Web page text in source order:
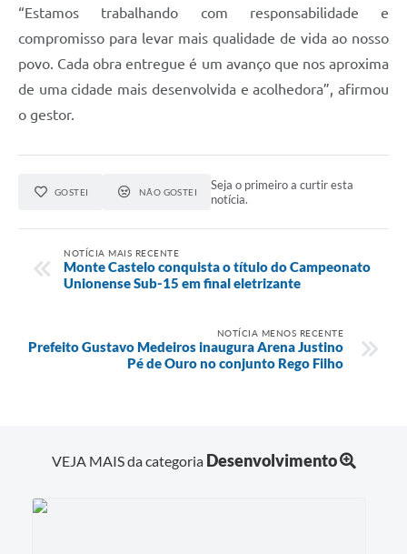
“Estamos trabalhando com responsabilidade e
compromisso para levar mais qualidade de vida ao nosso
povo. Cada obra entregue é um avanço que nos aproxima
de uma cidade mais desenvolvida e acolhedora”, afirmou
o gestor.
GOSTEI NÃO GOSTEI
Seja o primeiro a curtir esta
notícia.
NOTÍCIA MAIS RECENTE
Monte Castelo conquista o título do Campeonato
Unionense Sub-15 em final eletrizante
NOTÍCIA MENOS RECENTE
Prefeito Gustavo Medeiros inaugura Arena Justino
Pé de Ouro no conjunto Rego Filho
VEJA MAIS da categoria Desenvolvimento